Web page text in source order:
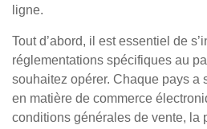
ligne.
Tout d’abord, il est essentiel de
réglementations spécifiques au
souhaitez opérer. Chaque pays a
en matière de commerce
conditions générales de vente, la